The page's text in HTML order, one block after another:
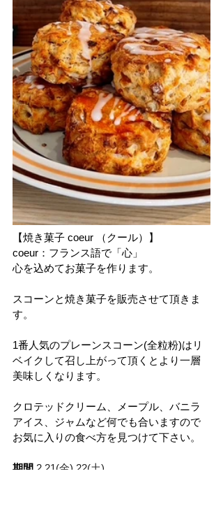
【焼き菓子 coeur （クール）】
coeur：フランス語で「心」
心を込めてお菓子を作ります。
スコーンと焼き菓子を販売させて頂きま
す。
1番人気のプレーンスコーン(全粒粉)はリ
ベイクして召し上がって頂くとより一層
美味しくなります。
クロテッドクリーム、メープル、バニラ
アイス、ジャムなど何でも合いますので
お気に入りの食べ方を見つけて下さい。
期間 2.21(金),22(土)